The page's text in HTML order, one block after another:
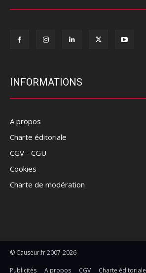
INFORMATIONS
A propos
Charte éditoriale
CGV - CGU
Cookies
Charte de modération
© Causeur.fr 2007-2026
Publicités A propos CGV Charte éditoriale